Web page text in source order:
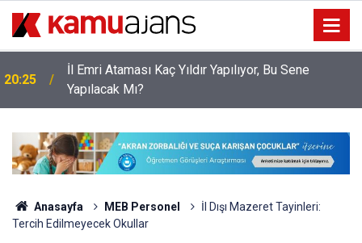
20:25
İl Emri Ataması Kaç Yıldır Yapılıyor, Bu Sene
Yapılacak Mı?
Anasayfa MEB Personel
İl Dışı Mazeret Tayinleri:
Tercih Edilmeyecek Okullar